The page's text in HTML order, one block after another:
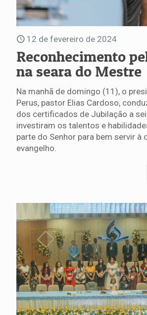
12 de fevereiro de 2024
Reconhecimento
na seara do Mestre
Na manhã de domingo (11), o
Perus, pastor Elias Cardoso,
dos certificados de Jubilação a
investiram os talentos e
parte do Senhor para bem servir à
evangelho.